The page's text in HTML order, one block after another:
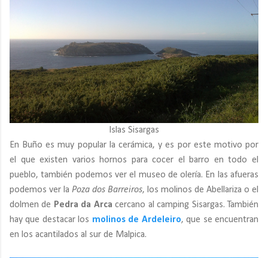
Islas Sisargas
En Buño es muy popular la cerámica, y es por este motivo por
el que existen varios hornos para cocer el barro en todo el
pueblo, también podemos ver el museo de olería. En las afueras
podemos ver la Poza dos Barreiros, los molinos de Abellariza o el
dolmen de Pedra da Arca cercano al camping Sisargas. También
hay que destacar los molinos de Ardeleiro, que se encuentran
en los acantilados al sur de Malpica.